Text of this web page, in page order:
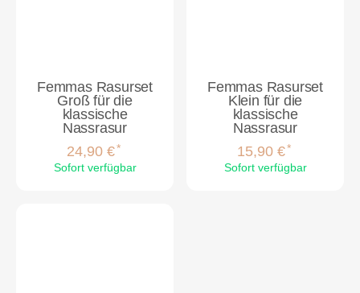
Femmas Rasurset
Groß für die
klassische
Nassrasur
24,90 €*
Sofort verfügbar
Femmas Rasurset
Klein für die
klassische
Nassrasur
15,90 €*
Sofort verfügbar